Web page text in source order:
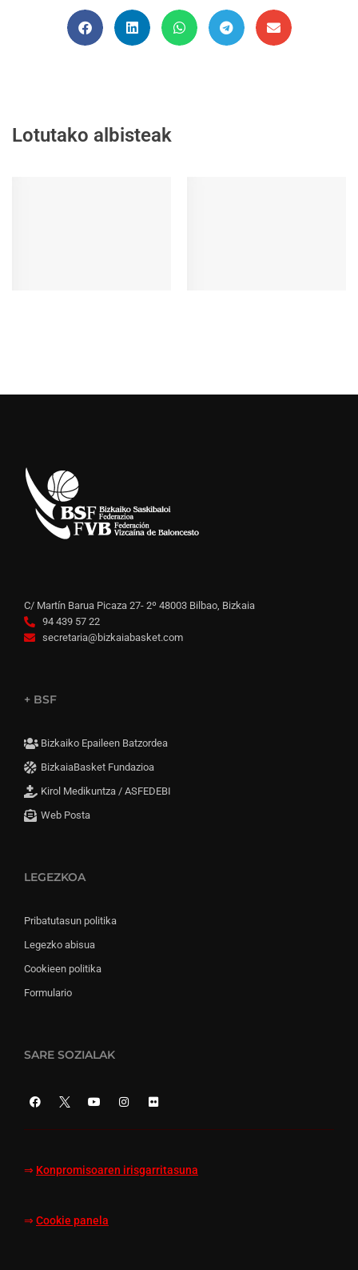
Lotutako albisteak
C/ Martín Barua Picaza 27- 2º 48003 Bilbao, Bizkaia
94 439 57 22
secretaria@bizkaiabasket.com
+ BSF
Bizkaiko Epaileen Batzordea
BizkaiaBasket Fundazioa
Kirol Medikuntza / ASFEDEBI
Web Posta
LEGEZKOA
Pribatutasun politika
Legezko abisua
Cookieen politika
Formulario
SARE SOZIALAK
⇒ Konpromisoaren irisgarritasuna
⇒ Cookie panela